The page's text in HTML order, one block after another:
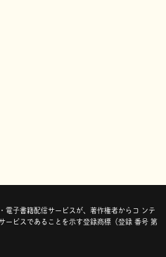
電子書籍配信サービスが、著作権者からコ ンテ
ービスであることを示す登録商標（登録 番号 第